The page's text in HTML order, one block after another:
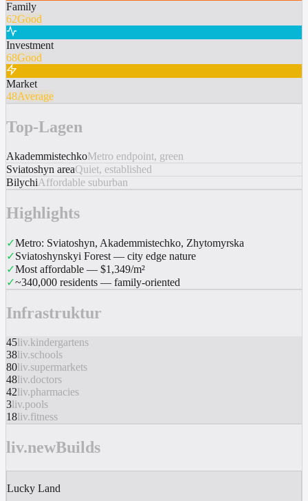
Family
62Good
Investment
68Good
Market
48Average
Top-Lagen
AkademmistechkoMetro endpoint, green
Sviatoshyn areaQuiet, established
BilychiAffordable suburban
Highlights
✓Metro: Sviatoshyn, Akademmistechko, Zhytomyrska
✓Sviatoshynskyi Forest — city edge nature
✓Most affordable — $1,349/m²
✓~340,000 residents — family-oriented
Infrastruktur
45liv.kindergartens
38liv.schools
80liv.supermarkets
48liv.doctors
42liv.pharmacies
3liv.pools
18liv.fitness
liv.newBuilds
Lucky Land